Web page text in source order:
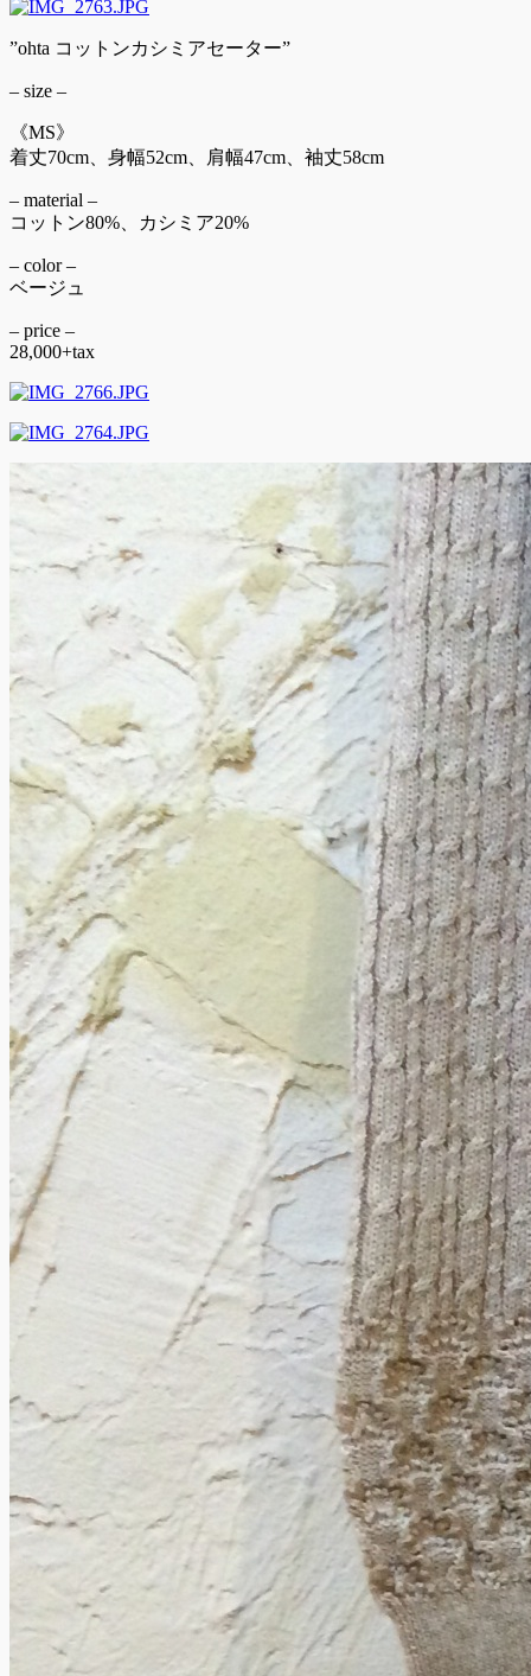
”ohta コットンカシミアセーター”
– size –
《MS》
着丈70cm、身幅52cm、肩幅47cm、袖丈58cm
– material –
コットン80%、カシミア20%
– color –
ベージュ
– price –
28,000+tax